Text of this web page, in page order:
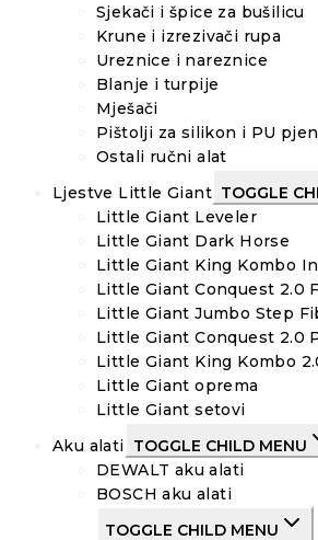
Sjekači i špice za bušilicu
Krune i izrezivači rupa
Ureznice i nareznice
Blanje i turpije
Mješači
Pištolji za silikon i PU
Ostali ručni alat
Ljestve Little Giant TOGGLE
Little Giant Leveler
Little Giant Dark Horse
Little Giant King Kombo
Little Giant Conquest 2.0
Little Giant Jumbo Step
Little Giant Conquest 2.0
Little Giant King Kombo
Little Giant oprema
Little Giant setovi
Aku alati TOGGLE CHILD MENU
DEWALT aku alati
BOSCH aku alati
TOGGLE CHILD MENU